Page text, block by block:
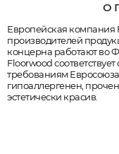
О
Европейская компания
производителей
концерна работают во
Floorwood
требованиям
гипоаллергенен,
эстетически красив.